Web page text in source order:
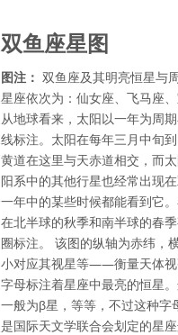
双鱼座星图
图注： 双鱼座及其明亮恒星与
星座依次为：仙女座、飞马座
从地球看来，太阳以一年为周
线标注。太阳在每年三月中旬
黄道在这里与天赤道相交，而
阳系中的其他行星也经常出现
一年中的某些时候都能看到它
在北半球的秋季和南半球的春
圈标注。 该图的纵轴为赤纬，
小对应其视星等——衡量天体视
字母标注着星座中最亮的恒星
一般为β星，等等，不过这种
是国际天文学联合会划定的星